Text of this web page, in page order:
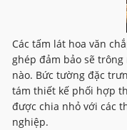
Các tấm lát hoa văn
ghép đảm bảo sẽ
nào. Bức tường đặc
tám thiết kế phối hợp
được chia nhỏ với các
nghiệp.